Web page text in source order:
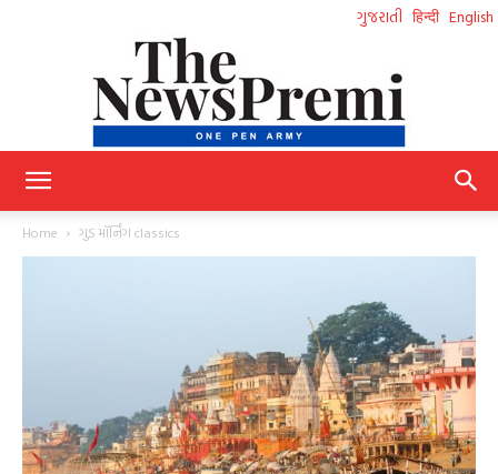
ગુજરાતી हिन्दी English
Home ગુડ મૉર્નિંગ classics